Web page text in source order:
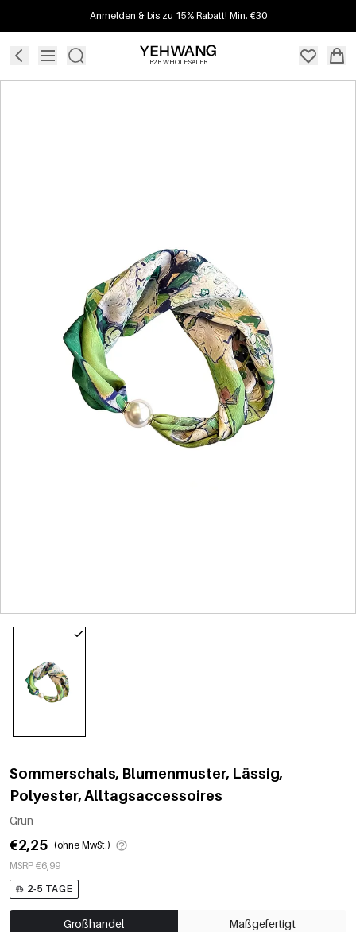
Anmelden & bis zu 15% Rabatt! Min. €30
B2B WHOLESALER
Sommerschals, Blumenmuster, Lässig,
Polyester, Alltagsaccessoires
Grün
€2,25 (ohne MwSt.)
MSRP €6,99
2-5 TAGE
Großhandel Maßgefertigt